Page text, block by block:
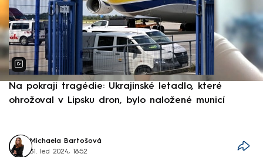
Na pokraji tragédie: Ukrajinské letadlo, které
ohrožoval v Lipsku dron, bylo naložené municí
Michaela Bartošová
31. led 2024, 18:52